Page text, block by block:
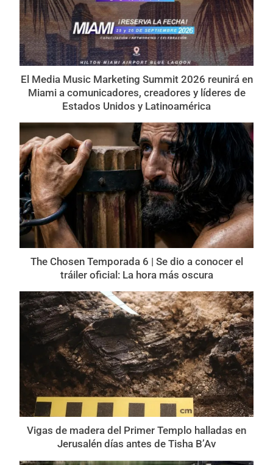
El Media Music Marketing Summit 2026 reunirá en
Miami a comunicadores, creadores y líderes de
Estados Unidos y Latinoamérica
The Chosen Temporada 6 | Se dio a conocer el
tráiler oficial: La hora más oscura
Vigas de madera del Primer Templo halladas en
Jerusalén días antes de Tisha B’Av